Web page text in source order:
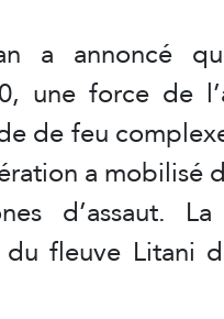
a annoncé
une force de
de feu
a mobilisé
d’assaut.
fleuve Litani